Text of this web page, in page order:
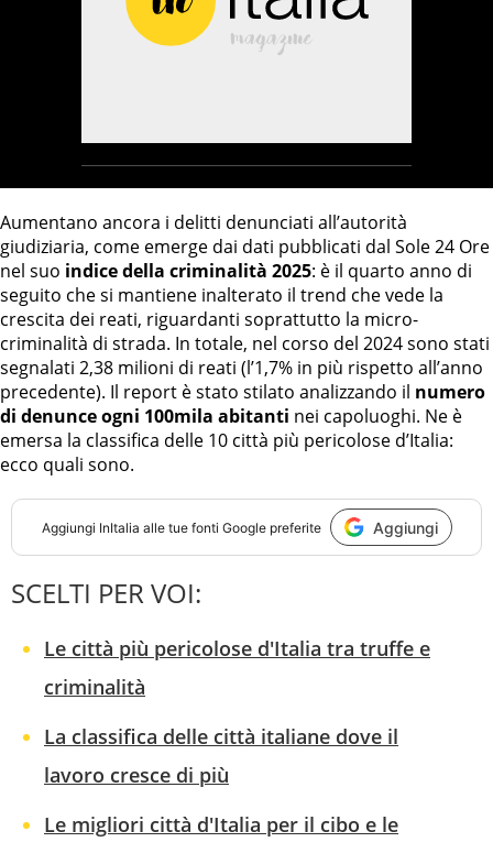
Aumentano ancora i delitti denunciati all’autorità
giudiziaria, come emerge dai dati pubblicati dal Sole 24 Ore
nel suo indice della criminalità 2025: è il quarto anno di
seguito che si mantiene inalterato il trend che vede la
crescita dei reati, riguardanti soprattutto la micro-
criminalità di strada. In totale, nel corso del 2024 sono stati
segnalati 2,38 milioni di reati (l’1,7% in più rispetto all’anno
precedente). Il report è stato stilato analizzando il numero
di denunce ogni 100mila abitanti nei capoluoghi. Ne è
emersa la classifica delle 10 città più pericolose d’Italia:
ecco quali sono.
Aggiungi InItalia alle tue fonti Google preferite Aggiungi
SCELTI PER VOI:
Le città più pericolose d'Italia tra truffe e
criminalità
La classifica delle città italiane dove il
lavoro cresce di più
Le migliori città d'Italia per il cibo e le